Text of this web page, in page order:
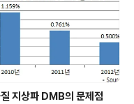
지상파 DMB의 문제점